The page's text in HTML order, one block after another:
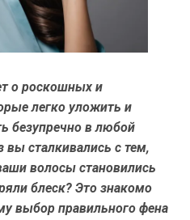
о роскошных и
легко уложить и
безупречно в любой
вы сталкивались с тем,
волосы становились
блеск? Это знакомо
выбор правильного фена